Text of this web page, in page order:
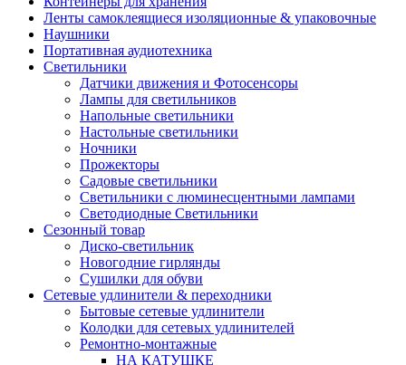
Ленты самоклеящиеся изоляционные & упаковочные
Наушники
Портативная аудиотехника
Светильники
Датчики движения и Фотосенсоры
Лампы для светильников
Напольные светильники
Настольные светильники
Ночники
Прожекторы
Садовые светильники
Светильники с люминесцентными лампами
Светодиодные Светильники
Сезонный товар
Диско-светильник
Новогодние гирлянды
Сушилки для обуви
Сетевые удлинители & переходники
Бытовые сетевые удлинители
Колодки для сетевых удлинителей
Ремонтно-монтажные
НА КАТУШКЕ